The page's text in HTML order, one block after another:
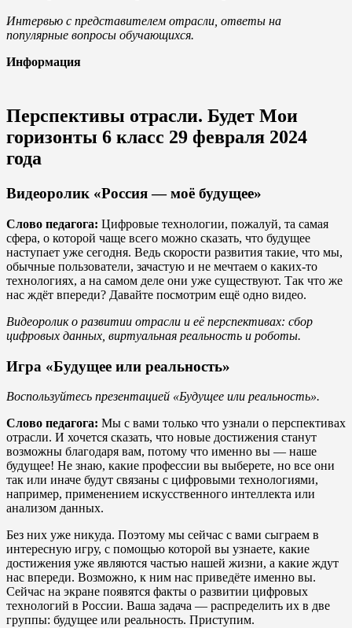
Интервью с представителем отрасли, ответы на
популярные вопросы обучающихся.
Информация
Перспективы отрасли. Будет Мои
горизонты 6 класс 29 февраля 2024
года
Видеоролик «Россия — моё будущее»
Слово педагога: Цифровые технологии, пожалуй, та самая
сфера, о которой чаще всего можно сказать, что будущее
наступает уже сегодня. Ведь скорости развития такие, что мы,
обычные пользователи, зачастую и не мечтаем о каких-то
технологиях, а на самом деле они уже существуют. Так что же
нас ждёт впереди? Давайте посмотрим ещё одно видео.
Видеоролик о развитии отрасли и её перспективах: сбор
цифровых данных, виртуальная реальность и роботы.
Игра «Будущее или реальность»
Воспользуйтесь презентацией «Будущее или реальность».
Слово педагога: Мы с вами только что узнали о перспективах
отрасли. И хочется сказать, что новые достижения станут
возможны благодаря вам, потому что именно вы — наше
будущее! Не знаю, какие профессии вы выберете, но все они
так или иначе будут связаны с цифровыми технологиями,
например, применением искусственного интеллекта или
анализом данных.
Без них уже никуда. Поэтому мы сейчас с вами сыграем в
интересную игру, с помощью которой вы узнаете, какие
достижения уже являются частью нашей жизни, а какие ждут
нас впереди. Возможно, к ним нас приведёте именно вы.
Сейчас на экране появятся факты о развитии цифровых
технологий в России. Ваша задача — распределить их в две
группы: будущее или реальность. Приступим.